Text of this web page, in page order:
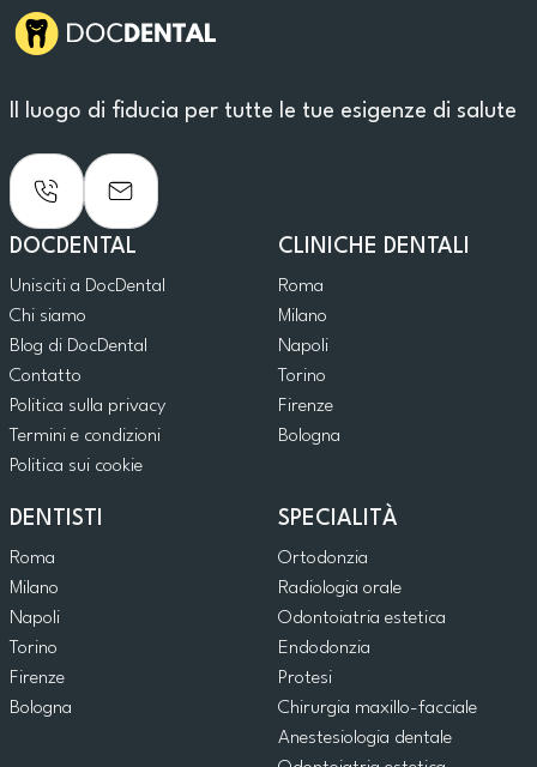
Il luogo di fiducia per tutte le tue esigenze di salute
DOCDENTAL
Unisciti a DocDental
Chi siamo
Blog di DocDental
Contatto
Politica sulla privacy
Termini e condizioni
Politica sui cookie
CLINICHE DENTALI
Roma
Milano
Napoli
Torino
Firenze
Bologna
DENTISTI
Roma
Milano
Napoli
Torino
Firenze
Bologna
SPECIALITÀ
Ortodonzia
Radiologia orale
Odontoiatria estetica
Endodonzia
Protesi
Chirurgia maxillo-facciale
Anestesiologia dentale